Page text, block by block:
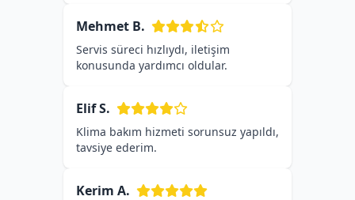
Mehmet B.
Servis süreci hızlıydı, iletişim
konusunda yardımcı oldular.
Elif S.
Klima bakım hizmeti sorunsuz yapıldı,
tavsiye ederim.
Kerim A.